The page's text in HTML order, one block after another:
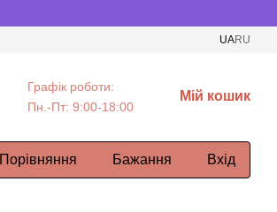
UARU
Графік роботи:
Пн.-Пт: 9:00-18:00
Мій кошик
Порівняння Бажання Вхід